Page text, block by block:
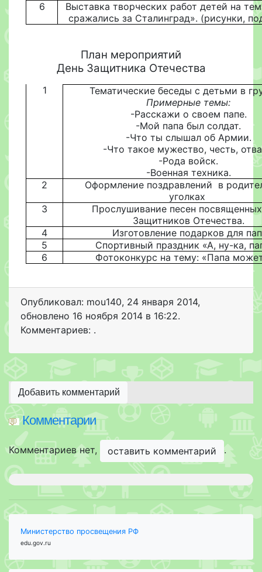
6
Выставка творческих работ детей на
сражались за Сталинград». (рисунки,
План мероприятий
День Защитника Отечества
1
Тематические беседы с детьми в
Примерные темы:
-Расскажи о своем папе.
-Мой папа был солдат.
-Что ты слышал об Армии.
-Что такое мужество, честь,
-Рода войск.
-Военная техника.
2
Оформление поздравлений в
уголках
3
Прослушивание песен
Защитников Отечества.
4
Изготовление подарков для
5
Спортивный праздник «А, ну-ка,
6
Фотоконкурс на тему: «Папа
Опубликовал: mou140, 24 января 2014,
обновлено 16 ноября 2014 в 16:22.
Комментариев: .
Добавить комментарий
Комментарии
Комментариев нет, оставить комментарий .
Министерство просвещения РФ
edu.gov.ru